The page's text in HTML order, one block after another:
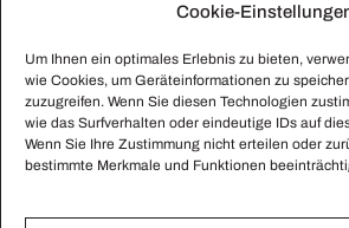
Cookie-
Um Ihnen ein optimales Erlebnis zu bieten,
wie Cookies, um Geräteinformationen zu
zuzugreifen. Wenn Sie diesen Technologien
wie das Surfverhalten oder eindeutige IDs auf
Wenn Sie Ihre Zustimmung nicht erteilen oder
bestimmte Merkmale und Funktionen